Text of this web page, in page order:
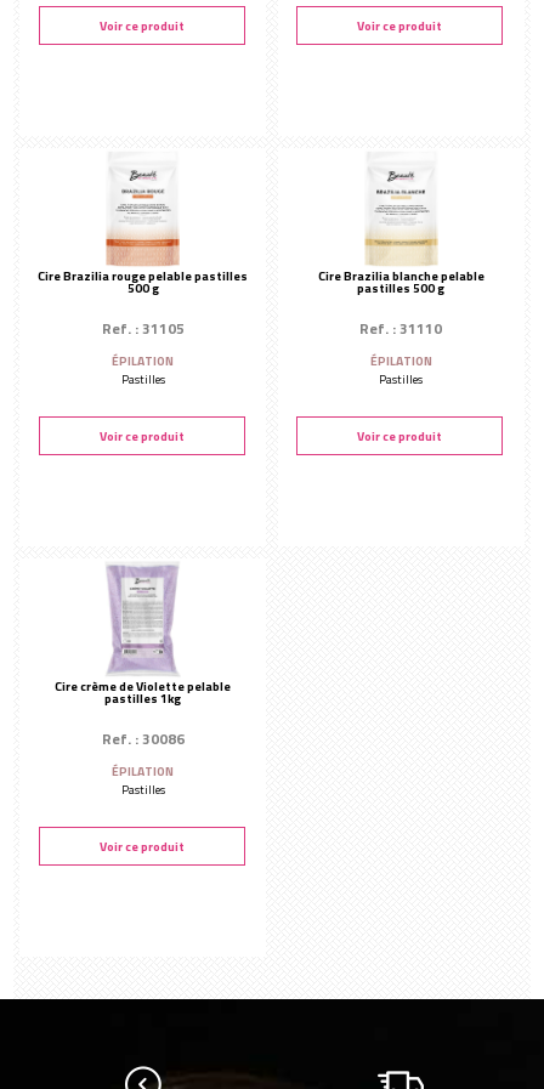
Voir ce produit Voir ce produit
Cire Brazilia rouge pelable pastilles
500 g
Ref. : 31105
ÉPILATION
Pastilles
Voir ce produit
Cire Brazilia blanche pelable
pastilles 500 g
Ref. : 31110
ÉPILATION
Pastilles
Voir ce produit
Cire crème de Violette pelable
pastilles 1kg
Ref. : 30086
ÉPILATION
Pastilles
Voir ce produit